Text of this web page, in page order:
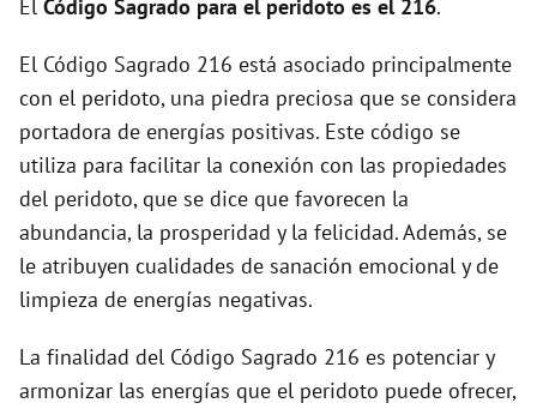
e
o
El Código Sagrado para el peridoto es el 216.
El Código Sagrado 216 está asociado principalmente
con el peridoto, una piedra preciosa que se considera
portadora de energías positivas. Este código se
utiliza para facilitar la conexión con las propiedades
del peridoto, que se dice que favorecen la
abundancia, la prosperidad y la felicidad. Además, se
le atribuyen cualidades de sanación emocional y de
limpieza de energías negativas.
La finalidad del Código Sagrado 216 es potenciar y
armonizar las energías que el peridoto puede ofrecer,